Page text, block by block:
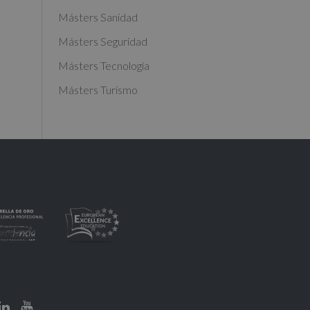
Másters Sanidad
Másters Seguridad
Másters Tecnología
Másters Turismo